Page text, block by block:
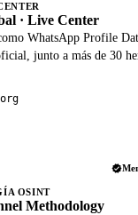
· Live Center
WhatsApp Profile
junto a más de 30
OSINT
Methodology